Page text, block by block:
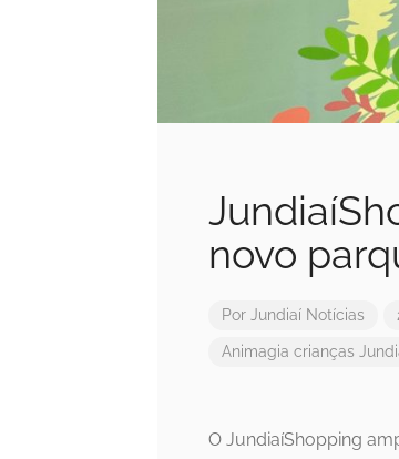
novo
Por Jundiaí Notícias
Animagia crianças
O JundiaíShopping